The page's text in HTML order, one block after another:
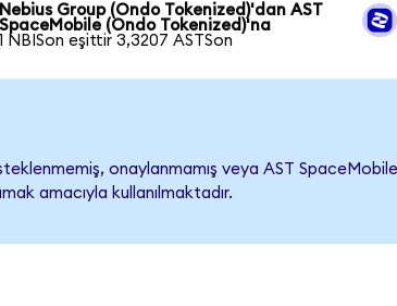
Nebius Group (Ondo Tokenized)'dan AST
SpaceMobile (Ondo Tokenized)'na
1 NBISon eşittir 3,3207 ASTSon
onaylanmamış veya AST
amacıyla kullanılmaktadır.